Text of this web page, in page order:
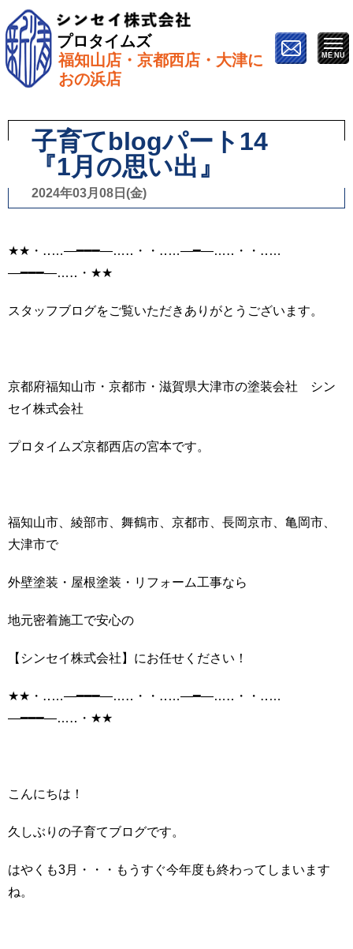
プロタイムズ
福知山店・京都西店・大津に
おの浜店
ホーム»スタッフブログ»子育てblogパート14 『1月
の思い出』
子育てblogパート14
『1月の思い出』
2024年03月08日(金)
★★・‥…―━━━―…‥・・‥…―━―…‥・・‥…
―━━━―…‥・★★
スタッフブログをご覧いただきありがとうございます。
京都府福知山市・京都市・滋賀県大津市の塗装会社 シン
セイ株式会社
プロタイムズ京都西店の宮本です。
福知山市、綾部市、舞鶴市、京都市、長岡京市、亀岡市、
大津市で
外壁塗装・屋根塗装・リフォーム工事なら
地元密着施工で安心の
【シンセイ株式会社】にお任せください！
★★・‥…―━━━―…‥・・‥…―━―…‥・・‥…
―━━━―…‥・★★
こんにちは！
久しぶりの子育てブログです。
はやくも3月・・・もうすぐ今年度も終わってしまいます
ね。